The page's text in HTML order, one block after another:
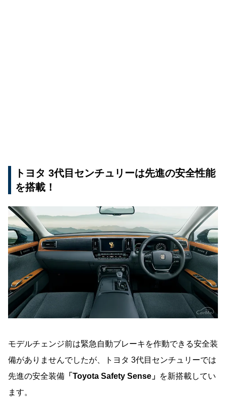
トヨタ 3代目センチュリーは先進の安全性能
を搭載！
モデルチェンジ前は緊急自動ブレーキを作動できる安全装
備がありませんでしたが、トヨタ 3代目センチュリーでは
先進の安全装備 「Toyota Safety Sense」 を新搭載してい
ます。